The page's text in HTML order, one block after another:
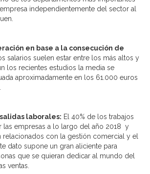
independientemente del sector al
en base a la consecución de
salarios suelen estar entre los más altos y
los recientes estudios la media se
aproximadamente en los 61.000 euros
laborales: El 40% de los trabajos
las empresas a lo largo del año 2018 y
relacionados con la gestión comercial y el
dato supone un gran aliciente para
que se quieran dedicar al mundo del
ventas.